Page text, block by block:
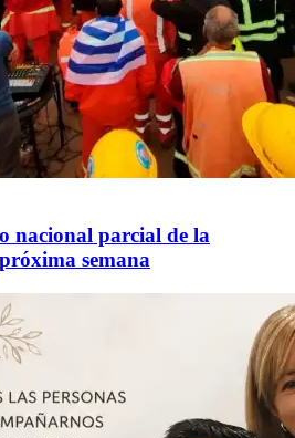
nacional parcial de la
semana